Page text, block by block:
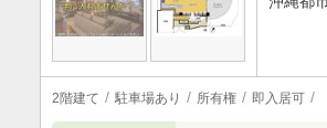
2階建て 駐車場あり 所有権 即入居可